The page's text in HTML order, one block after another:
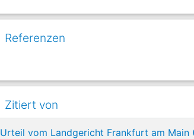
Referenzen
Zitiert von
Urteil vom Landgericht Frankfurt am